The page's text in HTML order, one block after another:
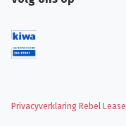
Privacyverklaring Rebel Lease